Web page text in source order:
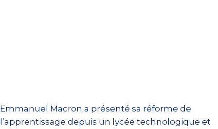
Emmanuel Macron a présenté sa réforme de
l’apprentissage depuis un lycée technologique et